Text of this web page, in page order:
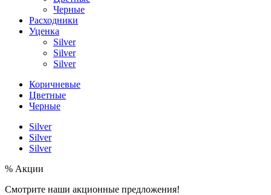
Черные
Расходники
Уценка
Silver
Silver
Silver
Коричневые
Цветные
Черные
Silver
Silver
Silver
% Акции
Смотрите наши акционные предложения!